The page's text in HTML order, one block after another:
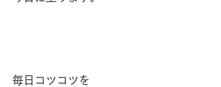
毎日コツコツを